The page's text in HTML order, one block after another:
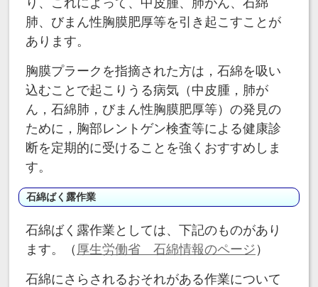
肺、びまん性胸膜肥厚等を引き起こすことが
あります。
胸膜プラークを指摘された方は，石綿を吸い
込むことで起こりうる病気（中皮腫，肺が
ん，石綿肺，びまん性胸膜肥厚等）の発見の
ために，胸部レントゲン検査等による健康診
断を定期的に受けることを強くおすすめしま
す。
石綿ばく露作業
石綿ばく露作業としては、下記のものがあり
ます。（ 厚生労働省 石綿情報のページ ）
石綿にさらされるおそれがある作業について